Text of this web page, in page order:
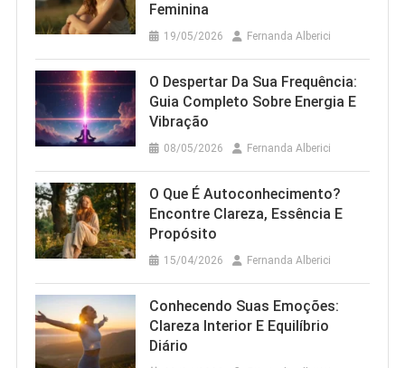
Feminina
19/05/2026 Fernanda Alberici
O Despertar Da Sua Frequência:
Guia Completo Sobre Energia E
Vibração
08/05/2026 Fernanda Alberici
O Que É Autoconhecimento?
Encontre Clareza, Essência E
Propósito
15/04/2026 Fernanda Alberici
Conhecendo Suas Emoções:
Clareza Interior E Equilíbrio
Diário